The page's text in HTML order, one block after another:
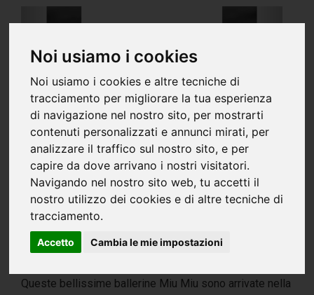
Noi usiamo i cookies
Noi usiamo i cookies e altre tecniche di
tracciamento per migliorare la tua esperienza
di navigazione nel nostro sito, per mostrarti
contenuti personalizzati e annunci mirati, per
analizzare il traffico sul nostro sito, e per
capire da dove arrivano i nostri visitatori.
Navigando nel nostro sito web, tu accetti il
nostro utilizzo dei cookies e di altre tecniche di
tracciamento.
Accetto Cambia le mie impostazioni
RISUOLATURA MIU MIU IN CUOIO
Queste bellissime ballerine Miu Miu sono arrivate nella